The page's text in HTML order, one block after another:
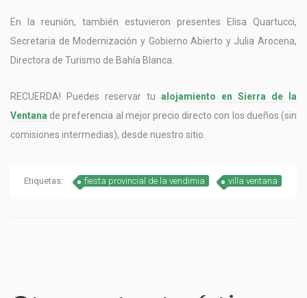
En la reunión, también estuvieron presentes Elisa Quartucci,
Secretaria de Modernización y Gobierno Abierto y Julia Arocena,
Directora de Turismo de Bahía Blanca.
RECUERDA! Puedes reservar tu alojamiento en Sierra de la
Ventana de preferencia al mejor precio directo con los dueños (sin
comisiones intermedias), desde nuestro sitio.
Etiquetas: fiesta provincial de la vendimia villa ventana